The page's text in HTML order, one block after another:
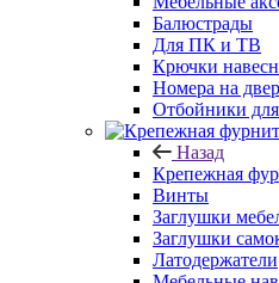
Балюстрады
Для ПК и ТВ
Крючки
Номера на
Отбойники
Назад
Крепежная
Винты
Заглушки
Заглушки
Латодержатели